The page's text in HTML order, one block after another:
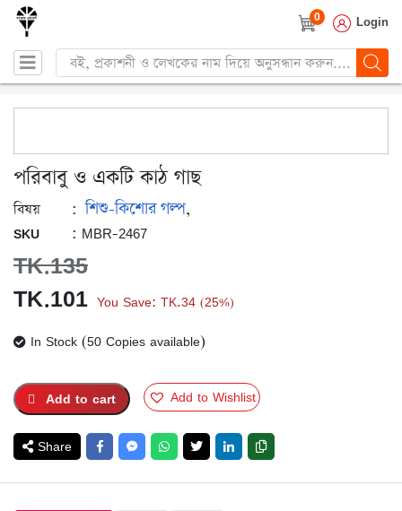
0 Login
Products
search
পরিবাবু ও একটি কাঠ গাছ
বিষয় : শিশু-কিশোর গল্প,
SKU : MBR-2467
TK.135
Original
price
TK.135.
TK.101Current
price
TK.101.
You Save: TK.34 (25%)
In Stock (50 Copies available)
Add to cart Add to Wishlist
Share